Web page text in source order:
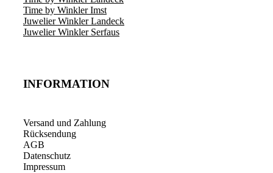
Time by Winkler Imst
Juwelier Winkler Landeck
Juwelier Winkler Serfaus
INFORMATION
Versand und Zahlung
Rücksendung
AGB
Datenschutz
Impressum